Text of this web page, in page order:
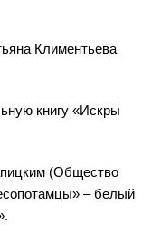
Климентьева
книгу «Искры
(Общество
– белый